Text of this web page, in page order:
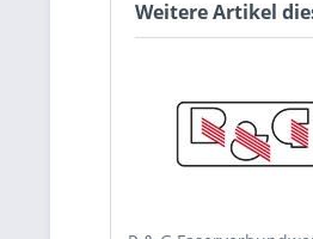
Weitere Artikel